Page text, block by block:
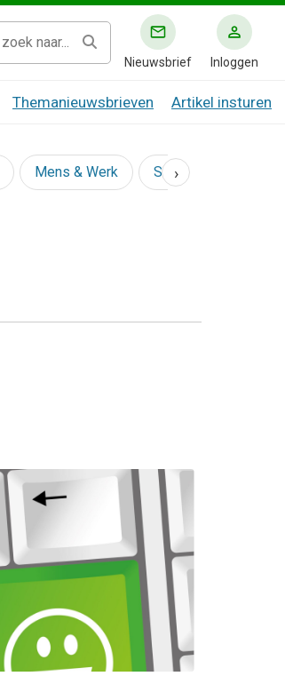
Nieuwsbrief Inloggen
Themanieuwsbrieven Artikel insturen
Mens & Werk Social
›